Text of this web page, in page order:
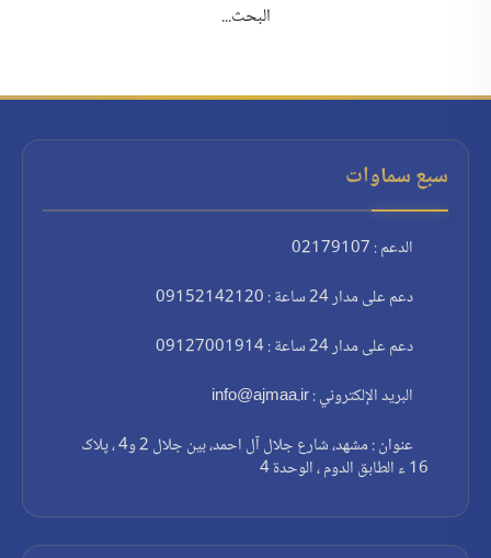
البحث...
سبع سماوات
الدعم : 02179107
دعم على مدار 24 ساعة : 09152142120
دعم على مدار 24 ساعة : 09127001914
البريد الإلكتروني : info@ajmaa.ir
عنوان : مشهد، شارع جلال آل احمد، بين جلال 2 و4 ، پلاک
16 ء الطابق الدوم ، الوحدة 4